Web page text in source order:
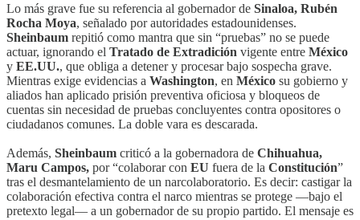
Lo más grave fue su referencia al gobernador de Sinaloa, Rubén
Rocha Moya, señalado por autoridades estadounidenses.
Sheinbaum repitió como mantra que sin “pruebas” no se puede
actuar, ignorando el Tratado de Extradición vigente entre México
y EE.UU., que obliga a detener y procesar bajo sospecha grave.
Mientras exige evidencias a Washington, en México su gobierno y
aliados han aplicado prisión preventiva oficiosa y bloqueos de
cuentas sin necesidad de pruebas concluyentes contra opositores o
ciudadanos comunes. La doble vara es descarada.
Además, Sheinbaum criticó a la gobernadora de Chihuahua,
Maru Campos, por “colaborar con EU fuera de la Constitución”
tras el desmantelamiento de un narcolaboratorio. Es decir: castigar la
colaboración efectiva contra el narco mientras se protege —bajo el
pretexto legal— a un gobernador de su propio partido. El mensaje es